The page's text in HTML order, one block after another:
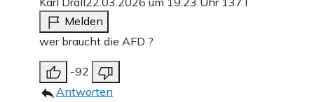
Melden
wer braucht die AFD ?
-92
Antworten